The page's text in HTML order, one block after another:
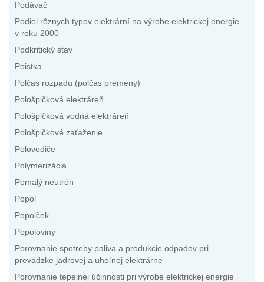
Podávač
Podiel rôznych typov elektrární na výrobe elektrickej energie
v roku 2000
Podkritický stav
Poistka
Polčas rozpadu (polčas premeny)
Pološpičková elektráreň
Pološpičková vodná elektráreň
Pološpičkové zaťaženie
Polovodiče
Polymerizácia
Pomalý neutrón
Popol
Popolček
Popoloviny
Porovnanie spotreby paliva a produkcie odpadov pri
prevádzke jadrovej a uhoľnej elektrárne
Porovnanie tepelnej účinnosti pri výrobe elektrickej energie